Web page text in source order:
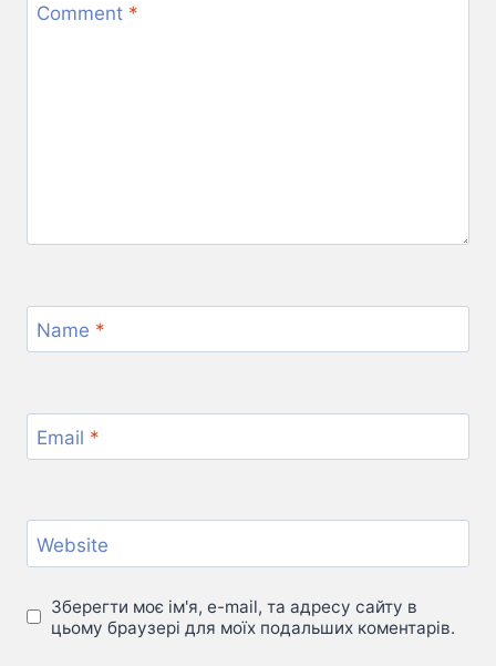
Comment *
Name *
Email *
Website
Зберегти моє ім'я, e-mail, та адресу сайту в
цьому браузері для моїх подальших коментарів.